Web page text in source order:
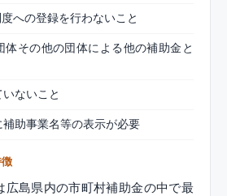
への登録を行わないこと
体その他の団体による他の補助金と
ないこと
助事業名等の表示が必要
広島県内の市町村補助金の中で最